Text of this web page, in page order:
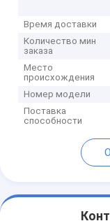
Время доставки
Количество мин
заказа
Место
происхождения
Номер модели
Поставка
способности